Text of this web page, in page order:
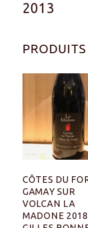
2013
CÔTES DU
GAMAY SUR
VOLCAN LA
MADONE 2018